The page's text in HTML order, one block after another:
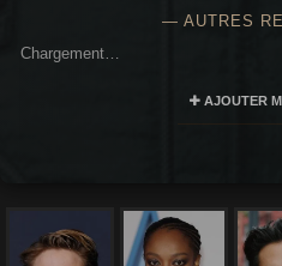
— AUTRES
Chargement…
AJOUTER